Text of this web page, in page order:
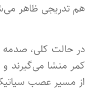
هم تدریجی ظاهر
در حالت کلی، صدمه
کمر منشا می‌گیرند و
از مسیر عصب